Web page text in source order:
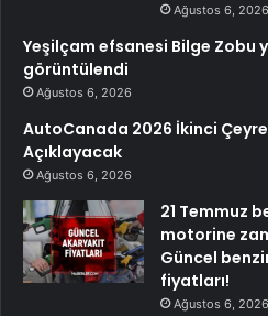
Ağustos 6, 2026
Yeşilçam efsanesi Bilge Zobu
görüntülendi
Ağustos 6, 2026
AutoCanada 2026 İkinci
Açıklayacak
Ağustos 6, 2026
21 Temmuz
motorine
Güncel
fiyatları!
Ağustos 6, 2026